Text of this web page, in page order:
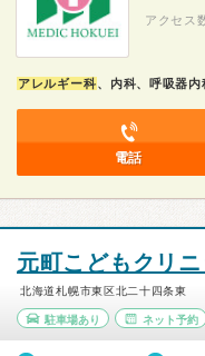
アクセス
アレルギー科、内科、呼吸器
電話
元町こどもクリニ
北海道札幌市東区北二十四条東
駐車場あり ネット予約